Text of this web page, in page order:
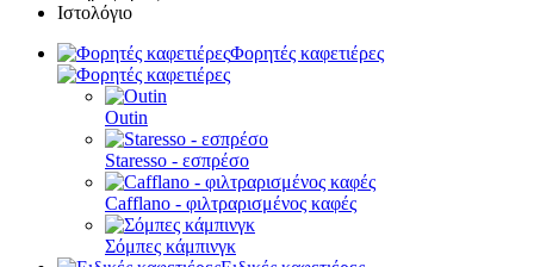
Ιστολόγιο
Φορητές καφετιέρες
Outin
Staresso - εσπρέσο
Cafflano - φιλτραρισμένος καφές
Σόμπες κάμπινγκ